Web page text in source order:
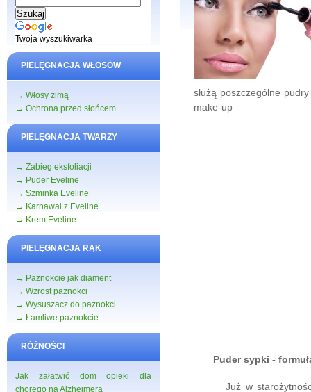
Twoja wyszukiwarka
PIELĘGNACJA WŁOSÓW
→ Włosy zimą
→ Ochrona przed słońcem
PIELĘGNACJA TWARZY
→ Zabieg eksfoliacji
→ Puder Eveline
→ Szminka Eveline
→ Karnawał z Eveline
→ Krem Eveline
PIELĘGNACJA RĄK
→ Paznokcie jak diament
→ Wzrost paznokci
→ Wysuszacz do paznokci
→ Łamliwe paznokcie
RÓŻNOŚCI
Jak załatwić dom opieki dla
chorego na Alzheimera
służą poszczególne
make-up
Puder sypki -
Już w starożytności